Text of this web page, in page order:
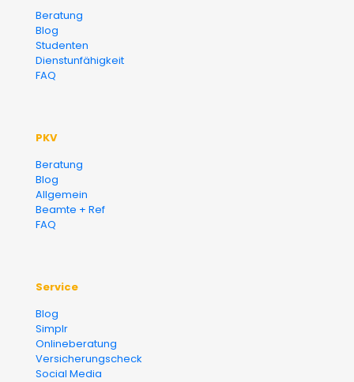
Beratung
Blog
Studenten
Dienstunfähigkeit
FAQ
PKV
Beratung
Blog
Allgemein
Beamte + Ref
FAQ
Service
Blog
Simplr
Onlineberatung
Versicherungscheck
Social Media